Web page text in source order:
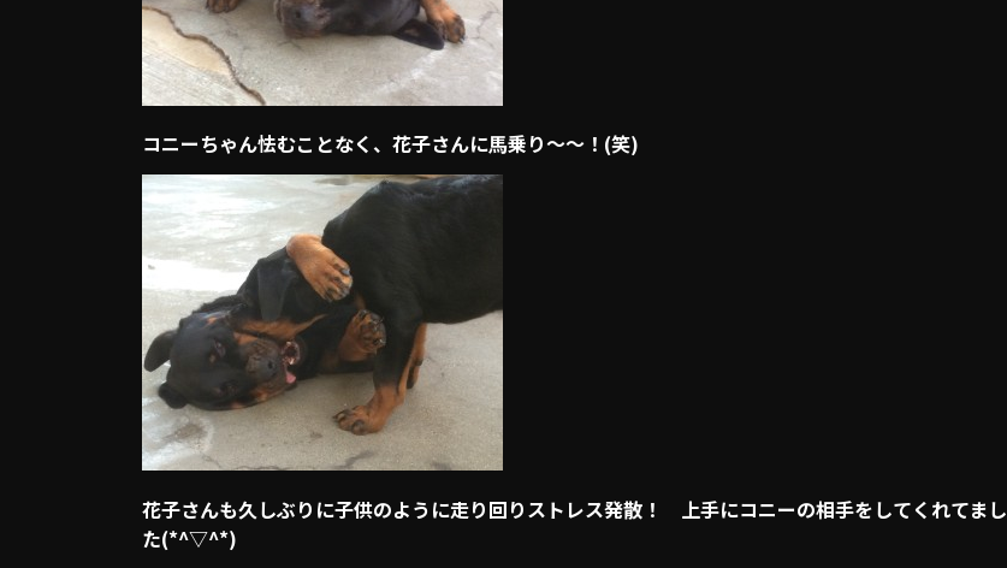
コニーちゃん怯むことなく、花子さんに馬乗り～～！(笑)
花子さんも久しぶりに子供のように走り回りストレス発散！ 上手にコニーの相手をしてくれてまし
た(*^▽^*)